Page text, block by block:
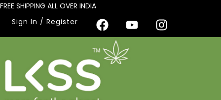
FREE SHIPPING ALL OVER INDIA
Sign In / Register